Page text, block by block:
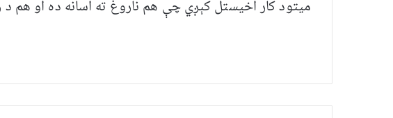
میتود کار اخیستل کېږي چې هم ناروغ ته اسانه ده او هم د